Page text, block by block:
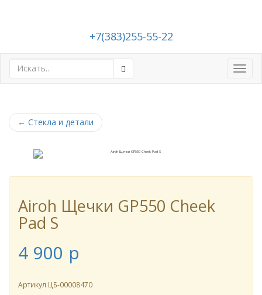
+7(383)255-55-22
← Стекла и детали
Airoh Щечки GP550 Cheek
Pad S
4 900 p
Артикул ЦБ-00008470